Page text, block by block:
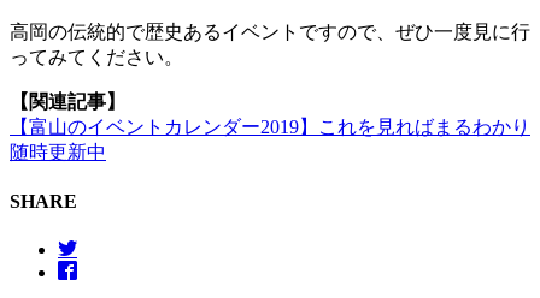
高岡の伝統的で歴史あるイベントですので、ぜひ一度見に行
ってみてください。
【関連記事】
【富山のイベントカレンダー2019】これを見ればまるわかり
随時更新中
SHARE